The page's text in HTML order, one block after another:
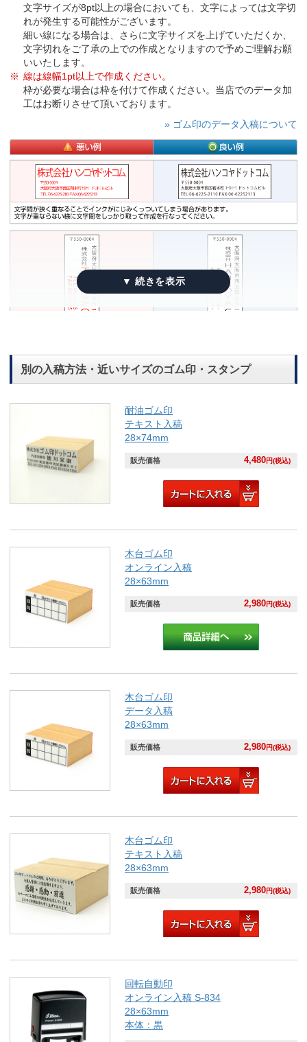
文字サイズが8pt以上の場合においても、文字によっては文字切
れが発生する可能性がございます。
細い線になる場合は、さらに文字サイズを上げていただくか、
文字切れをご了承の上での作成となりますので予めご理解お願
いいたします。
線は線幅1pt以上で作成ください。
枠が必要な場合は枠を付けて作成ください。当店でのデータ加
工はお断りさせて頂いております。
» ゴム印のデータ入稿について
別の入稿方法・近いサイズのゴム印・スタンプ
耐油ゴム印
テキスト入稿
28×74mm
販売価格 4,480円(税込)
木台ゴム印
オンライン入稿
28×63mm
販売価格 2,980円(税込)
木台ゴム印
データ入稿
28×63mm
販売価格 2,980円(税込)
木台ゴム印
テキスト入稿
28×63mm
販売価格 2,980円(税込)
回転自動印
オンライン入稿 S-834
28×63mm
本体：黒